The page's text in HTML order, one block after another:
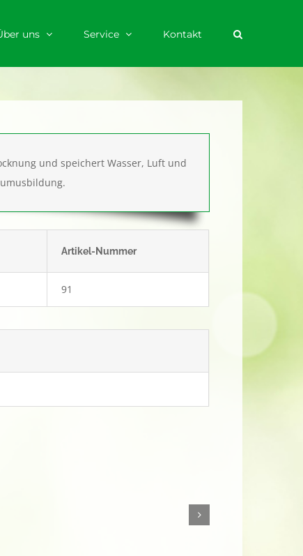
uns Service Kontakt
und speichert Wasser, Luft und
Artikel-Nummer
91